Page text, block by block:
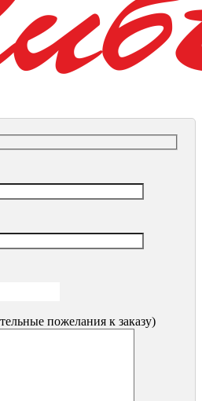
пожелания к заказу)